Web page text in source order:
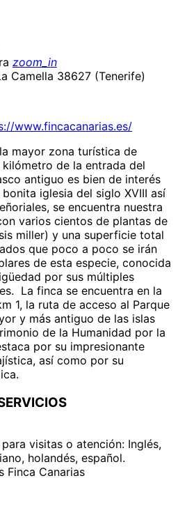
zoom_in
Camella 38627 (Tenerife)
www.fincacanarias.es/
mayor zona turística de
de la entrada del
antiguo es bien de interés
iglesia del siglo XVIII así
se encuentra nuestra
varios cientos de plantas de
miller) y una superficie total
que poco a poco se irán
de esta especie, conocida
por sus múltiples
La finca se encuentra en la
1, la ruta de acceso al Parque
y más antiguo de las islas
de la Humanidad por la
por su impresionante
así como por su
visitas o atención: Inglés,
holandés, español.
Finca Canarias